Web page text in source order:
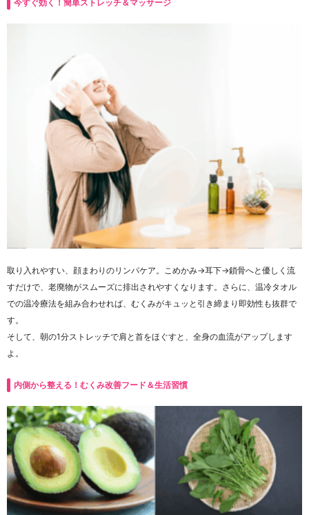
今すぐ効く！簡単ストレッチ＆マッサージ
取り入れやすい、顔まわりのリンパケア。こめかみ→耳下→鎖骨へと優しく流
すだけで、老廃物がスムーズに排出されやすくなります。さらに、温冷タオル
での温冷療法を組み合わせれば、むくみがキュッと引き締まり即効性も抜群で
す。
そして、朝の1分ストレッチで肩と首をほぐすと、全身の血流がアップします
よ。
内側から整える！むくみ改善フード＆生活習慣